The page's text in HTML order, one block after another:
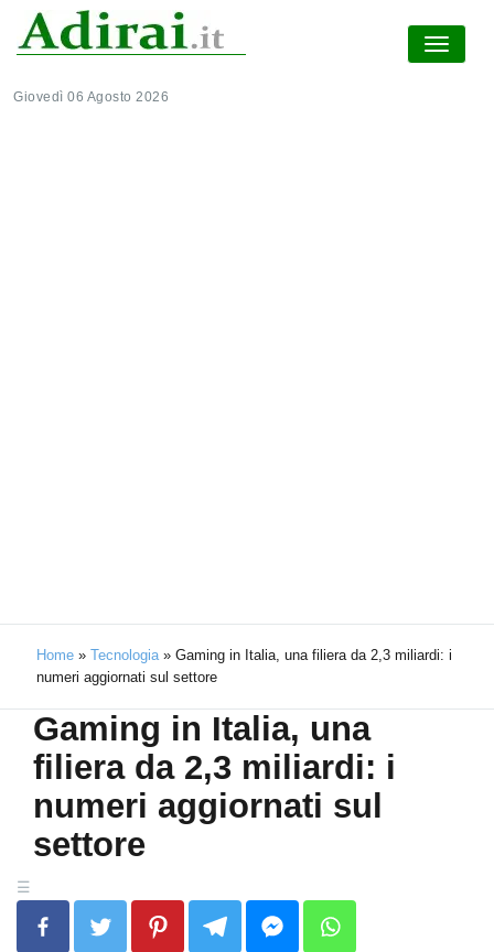
Giovedì 06 Agosto 2026
Home » Tecnologia» Gaming in Italia, una filiera da 2,3 miliardi: i
numeri aggiornati sul settore
Gaming in Italia, una
filiera da 2,3 miliardi: i
numeri aggiornati sul
settore